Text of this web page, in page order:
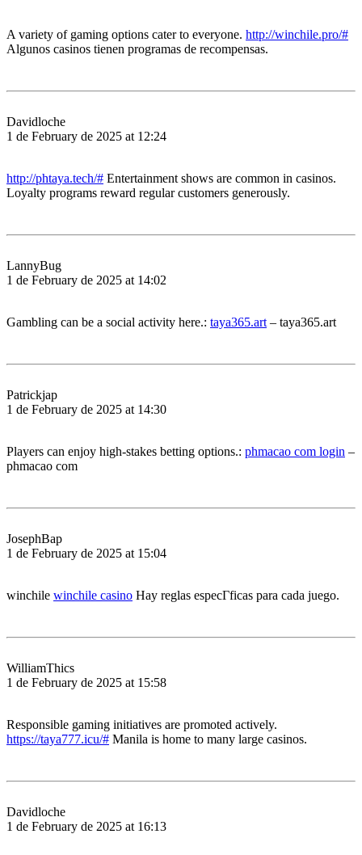
A variety of gaming options cater to everyone. http://winchile.pro/#
Algunos casinos tienen programas de recompensas.
Davidloche
1 de February de 2025 at 12:24
http://phtaya.tech/# Entertainment shows are common in casinos.
Loyalty programs reward regular customers generously.
LannyBug
1 de February de 2025 at 14:02
Gambling can be a social activity here.: taya365.art – taya365.art
Patrickjap
1 de February de 2025 at 14:30
Players can enjoy high-stakes betting options.: phmacao com login –
phmacao com
JosephBap
1 de February de 2025 at 15:04
winchile winchile casino Hay reglas especГ­ficas para cada juego.
WilliamThics
1 de February de 2025 at 15:58
Responsible gaming initiatives are promoted actively.
https://taya777.icu/# Manila is home to many large casinos.
Davidloche
1 de February de 2025 at 16:13